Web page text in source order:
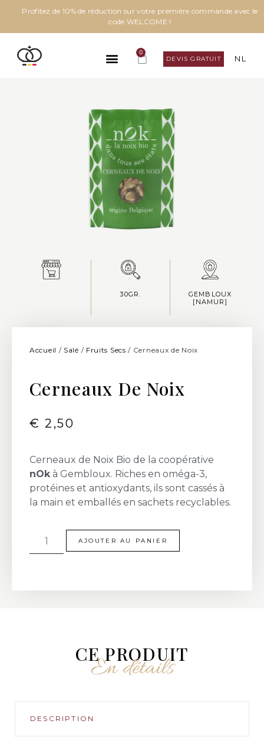
Profitez de 10% de réduction sur votre première commande avec le
code WELCOME !
0
DEVIS GRATUIT NL
30GR.
GEMBLOUX
[NAMUR]
Accueil / Salé / Fruits Secs / Cerneaux de Noix
Cerneaux De Noix
€ 2,50
Cerneaux de Noix Bio de la coopérative
nOk à Gembloux. Riches en oméga-3,
protéines et antioxydants, ils sont cassés à
la main et emballés en sachets recyclables.
AJOUTER AU PANIER
CE PRODUIT
En détails
DESCRIPTION